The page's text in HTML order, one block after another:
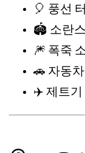
🎈 풍선
🏟️ 소란
🎆 폭죽
🚗 자동
✈️ 제트기